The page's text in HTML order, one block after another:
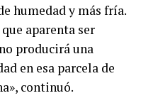
humedad y más fría.
aparenta ser
producirá una
en esa parcela de
continuó.